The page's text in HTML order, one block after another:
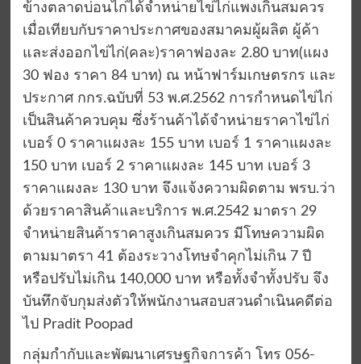
ข้างตลาดบ่อนไก่ได้จำหน่ายไข่ไก่แพงเกินสมควร
เมื่อเทียบกับราคาประกาศของสมาคมผู้ผลิต ผู้ค้า
และส่งออกไข่ไก่(คละ)ราคาฟองละ 2.80 บาท(แผง
30 ฟอง ราคา 84 บาท) ณ หน้าฟาร์มเกษตรกร และ
ประกาศ กกร.ฉบับที่ 53 พ.ศ.2562 การกำหนดไข่ไก่
เป็นสินค้าควบคุม ซึ่งร้านค้าได้จำหน่ายราคาไข่ไก่
เบอร์ 0 ราคาแผงละ 155 บาท เบอร์ 1 ราคาแผงละ
150 บาท เบอร์ 2 ราคาแผงละ 145 บาท เบอร์ 3
ราคาแผงละ 130 บาท จึงแจ้งความผิดตาม พรบ.ว่า
ด้วยราคาสินค้าและบริการ พ.ศ.2542 มาตรา 29
จำหน่ายสินค้าราคาสูงเกินสมควร มีโทษความผิด
ตามมาตรา 41 ต้องระวางโทษจำคุกไม่เกิน 7 ปี
หรือปรับไม่เกิน 140,000 บาท หรือทั้งจำทั้งปรับ จึง
บันทึกจับกุมส่งตัวให้พนักงานสอบสวนดำเนินคดีต่อ
ไป Pradit Poopad
กลุ่มกำกับและพัฒนาเศรษฐกิจการค้า โทร 056-